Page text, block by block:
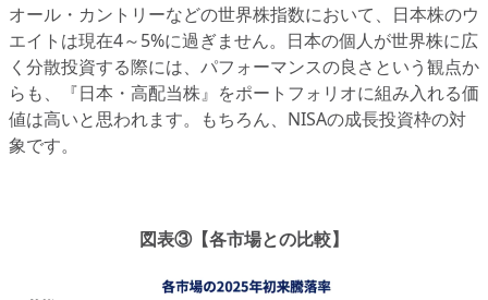
オール・カントリーなどの世界株指数において、日本株のウ
エイトは現在4～5%に過ぎません。日本の個人が世界株に広
く分散投資する際には、パフォーマンスの良さという観点か
らも、『日本・高配当株』をポートフォリオに組み入れる価
値は高いと思われます。もちろん、NISAの成長投資枠の対
象です。
図表③【各市場との比較】